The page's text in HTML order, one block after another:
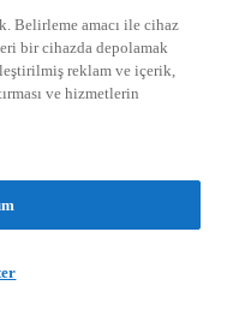
Belirleme amacı ile cihaz
bir cihazda depolamak
reklam ve içerik,
ve hizmetlerin